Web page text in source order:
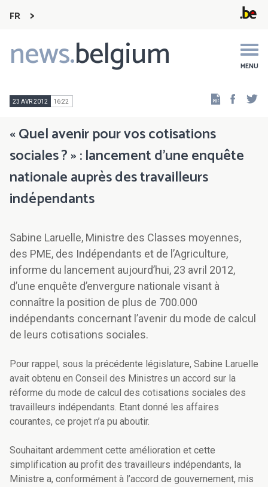
FR
news.belgium MENU
Main
navigation
23 AVR 2012 16:22
« Quel avenir pour vos cotisations
sociales ? » : lancement d’une enquête
nationale auprès des travailleurs
indépendants
Sabine Laruelle, Ministre des Classes moyennes,
des PME, des Indépendants et de l’Agriculture,
informe du lancement aujourd’hui, 23 avril 2012,
d’une enquête d’envergure nationale visant à
connaître la position de plus de 700.000
indépendants concernant l’avenir du mode de calcul
de leurs cotisations sociales.
Pour rappel, sous la précédente législature, Sabine Laruelle
avait obtenu en Conseil des Ministres un accord sur la
réforme du mode de calcul des cotisations sociales des
travailleurs indépendants. Etant donné les affaires
courantes, ce projet n’a pu aboutir.
Souhaitant ardemment cette amélioration et cette
simplification au profit des travailleurs indépendants, la
Ministre a, conformément à l’accord de gouvernement, mis